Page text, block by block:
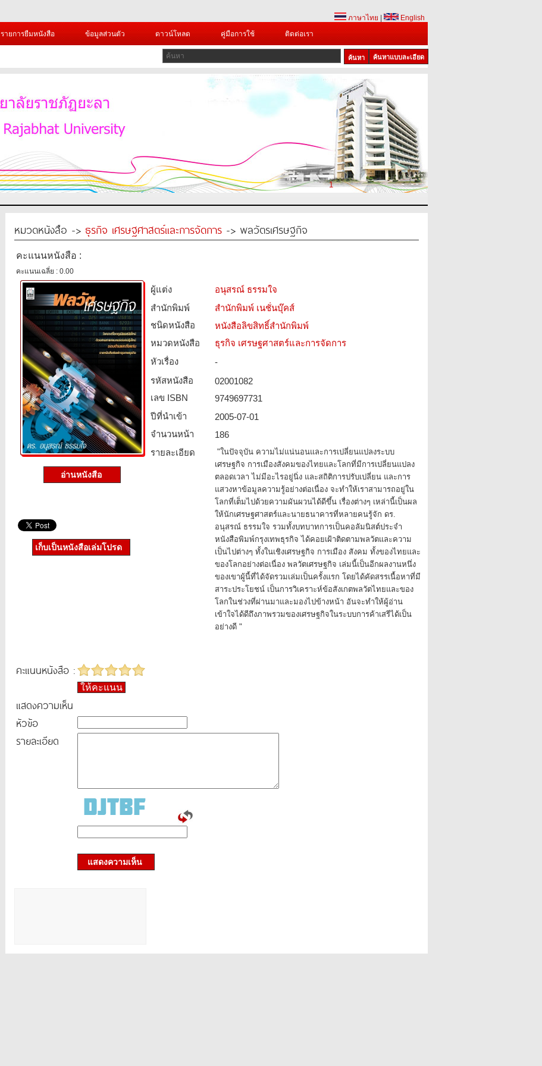
ภาษาไทย
English
รายการยืมหนังสือ ข้อมูลส่วนตัว ดาวน์โหลด คู่มือการใช้ ติดต่อเรา
ค้นหาแบบละเอียด
1
หมวดหนังสือ -> ธุรกิจ เศรษฐศาสตร์และการจัดการ -> พลวัตรเศรษฐกิจ
คะแนนหนังสือ :
คะแนนเฉลี่ย : 0.00
อ่านหนังสือ
ผู้แต่ง
อนุสรณ์ ธรรมใจ
สำนักพิมพ์
สำนักพิมพ์ เนชั่นบุ๊คส์
ชนิดหนังสือ­
หนังสือลิขสิทธิ์สำนักพิมพ์
หมวดหนังสือ­
ธุรกิจ เศรษฐศาสตร์และการจัดการ
หัวเรื่อง
-
รหัสหนังสือ­
02001082
เลข ISBN
9749697731
ปีที่นำเข้า
2005-07-01
จำนวนหน้า
186
รายละเอียด
"ในปัจจุบัน ความไม่แน่นอนและการเปลี่ยนแปลงระบบ
เศรษฐกิจ การเมืองสังคมของไทยและโลกที่มีการเปลี่ยนแปลง
ตลอดเวลา ไม่มีอะไรอยู่นิ่ง และสถิติการปรับเปลี่ยน และการ
แสวงหาข้อมูลความรู้อย่างต่อเนื่อง จะทำให้เราสามารถอยู่ใน
โลกที่เต็มไปด้วยความผันผวนได้ดีขึ้น เรื่องต่างๆ เหล่านี้เป็นผล
ให้นักเศรษฐศาสตร์และนายธนาคารที่หลายคนรู้จัก ดร.
อนุสรณ์ ธรรมใจ รวมทั้งบทบาทการเป็นคอลัมนิสต์ประจำ
หนังสือพิมพ์กรุงเทพธุรกิจ ได้คอยเฝ้าติดตามพลวัตและความ
เป็นไปต่างๆ ทั้งในเชิงเศรษฐกิจ การเมือง สังคม ทั้งของไทยและ
ของโลกอย่างต่อเนื่อง พลวัตเศรษฐกิจ เล่มนี้เป็นอีกผลงานหนึ่ง
ของเขาผู้นี้ที่ได้จัดรวมเล่มเป็นครั้งแรก โดยได้คัดสรรเนื้อหาที่มี
สาระประโยชน์ เป็นการวิเคราะห์ข้อสังเกตพลวัตไทยและของ
โลกในช่วงที่ผ่านมาและมองไปข้างหน้า อันจะทำให้ผู้อ่าน
เข้าใจได้ดีถึงภาพรวมของเศรษฐกิจในระบบการค้าเสรีได้เป็น
อย่างดี "
เก็บเป็นหนังสือเล่มโปรด
คะแนนหนังสือ :
ให้คะแนน
แสดงความเห็น
หัวข้อ
รายละเอียด
แสดงความเห็น